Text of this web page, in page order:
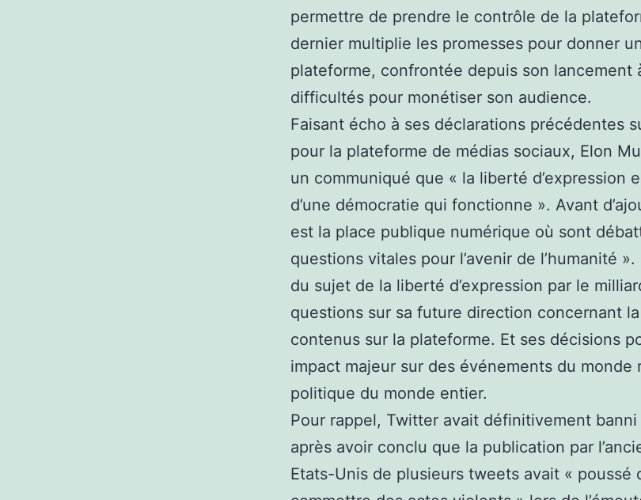
permettre de prendre le contrôle de la
dernier multiplie les promesses pour donner
plateforme, confrontée depuis son lancement
difficultés pour monétiser son audience.
Faisant écho à ses déclarations précédentes
pour la plateforme de médias sociaux, Elon
un communiqué que « la liberté d’expression
d’une démocratie qui fonctionne ». Avant
est la place publique numérique où sont
questions vitales pour l’avenir de l’humanité
du sujet de la liberté d’expression par le
questions sur sa future direction concernant
contenus sur la plateforme. Et ses décisions
impact majeur sur des événements du monde
politique du monde entier.
Pour rappel, Twitter avait définitivement banni
après avoir conclu que la publication par
Etats-Unis de plusieurs tweets avait « poussé